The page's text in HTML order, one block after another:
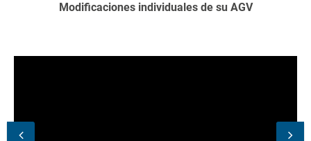
Modificaciones individuales de su AGV